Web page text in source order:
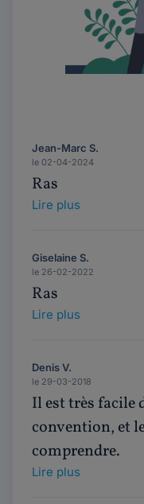
Jean-Marc S.
le 02-04-2024
Ras
Lire plus
Giselaine S.
le 26-02-2022
Ras
Lire plus
Denis V.
le 29-03-2018
Il est très facile
convention, et
comprendre.
Lire plus